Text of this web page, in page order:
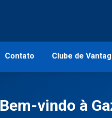
Contato Clube de
Bem-vindo à